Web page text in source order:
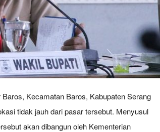
Kecamatan Baros, Kabupaten Serang
tidak jauh dari pasar tersebut. Menyusul
akan dibangun oleh Kementerian